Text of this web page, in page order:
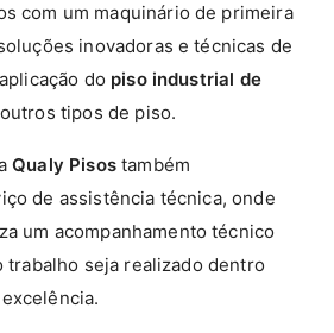
com um maquinário de primeira
inovadoras e técnicas de
do piso industrial de
tipos de piso.
Qualy Pisostambém
de assistência técnica, onde
um acompanhamento técnico
trabalho seja realizado dentro